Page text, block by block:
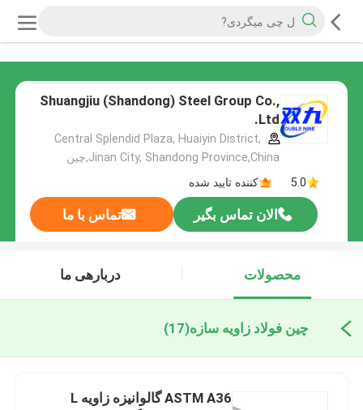
Shuangjiu (Shandong) Steel Group Co.,
Ltd.
Central Splendid Plaza, Huaiyin District,
Jinan City, Shandong Province,China,چین
5.0
کننده تایید شده
الان تماس بگیر تماس با ما
محصولات دربارهی ما
چین فولاد زاویه سازه(17)
ASTM A36 گالوانیزه زاویه L